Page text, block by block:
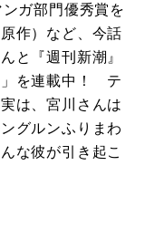
ガ部門優秀賞を
作）など、今話
と『週刊新潮』
」を連載中！ テ
は、宮川さんは
グルンふりまわ
な彼が引き起こ